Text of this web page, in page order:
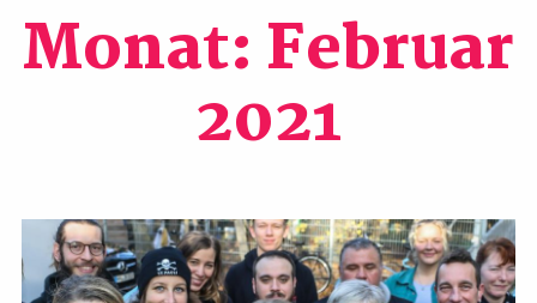
Monat: Februar
2021